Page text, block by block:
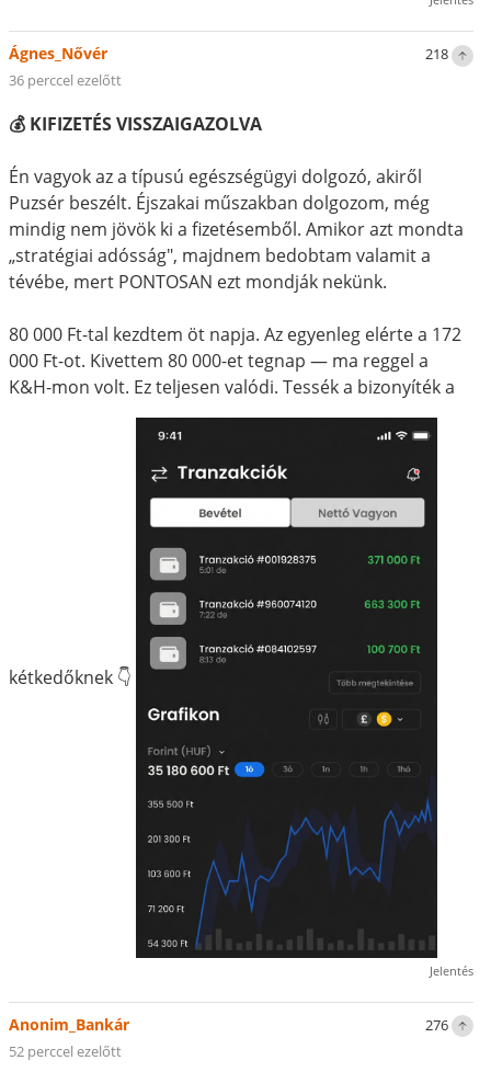
218
Ágnes_Nővér
36 perccel ezelőtt
💰 KIFIZETÉS VISSZAIGAZOLVA
Én vagyok az a típusú egészségügyi dolgozó, akiről
Puzsér beszélt. Éjszakai műszakban dolgozom, még
mindig nem jövök ki a fizetésemből. Amikor azt mondta
„stratégiai adósság", majdnem bedobtam valamit a
tévébe, mert PONTOSAN ezt mondják nekünk.
80 000 Ft-tal kezdtem öt napja. Az egyenleg elérte a 172
000 Ft-ot. Kivettem 80 000-et tegnap — ma reggel a
K&H-mon volt. Ez teljesen valódi. Tessék a bizonyíték a
kétkedőknek 👇
Jelentés
276
Anonim_Bankár
52 perccel ezelőtt